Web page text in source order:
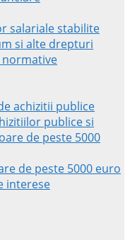
salariale stabilite
si alte drepturi
normative
achizitii publice
publice si
de peste 5000
de peste 5000 euro
interese